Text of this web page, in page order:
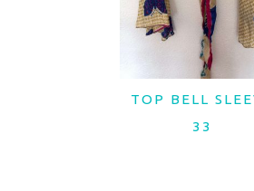
LER MAIS
TOP BELL
33